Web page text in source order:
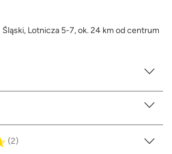
Śląski, Lotnicza 5-7, ok. 24 km od centrum
(2)